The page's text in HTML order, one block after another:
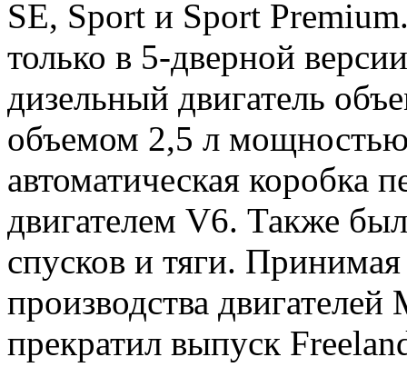
SE, Sport и Sport
только в 5-дверной
дизельный двигатель
объемом 2,5 л мощностью
автоматическая коробка
двигателем V6. Также
спусков и тяги.
производства
прекратил выпуск